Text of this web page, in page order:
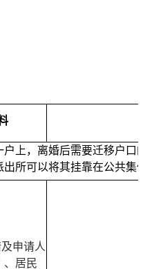
户上，离婚后需要迁移户口
出所可以将其挂靠在公共集
申请人
、居民